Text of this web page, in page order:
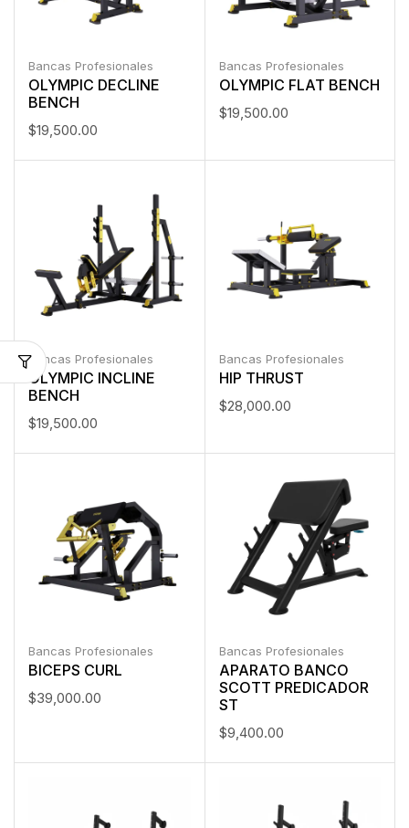
Bancas Profesionales
OLYMPIC DECLINE
BENCH
$19,500.00
Bancas Profesionales
OLYMPIC FLAT BENCH
$19,500.00
Bancas Profesionales
OLYMPIC INCLINE
BENCH
$19,500.00
Bancas Profesionales
HIP THRUST
$28,000.00
Bancas Profesionales
BICEPS CURL
$39,000.00
Bancas Profesionales
APARATO BANCO
SCOTT PREDICADOR
ST
$9,400.00